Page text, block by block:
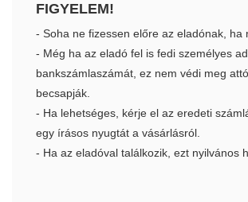
FIGYELEM!
- Soha ne fizessen előre az eladónak, ha
- Még ha az eladó fel is fedi személyes
bankszámlaszámát, ez nem védi meg
becsapják.
- Ha lehetséges, kérje el az eredeti
egy írásos nyugtát a vásárlásról.
- Ha az eladóval találkozik, ezt nyilvános